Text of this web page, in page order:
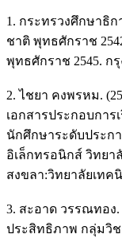
1. กระทรวงศึกษาธิ
ชาติ พุทธศักราช
พุทธศักราช 2545. ก
2. ไชยา คงพรหม.
เอกสารประกอบการ
นักศึกษาระดับประก
อิเล็กทรอนิกส์ วิทยา
สงขลา:วิทยาลัยเท
3. สะอาด วรรณทอง
ประสิทธิภาพ กลุ่มวิช